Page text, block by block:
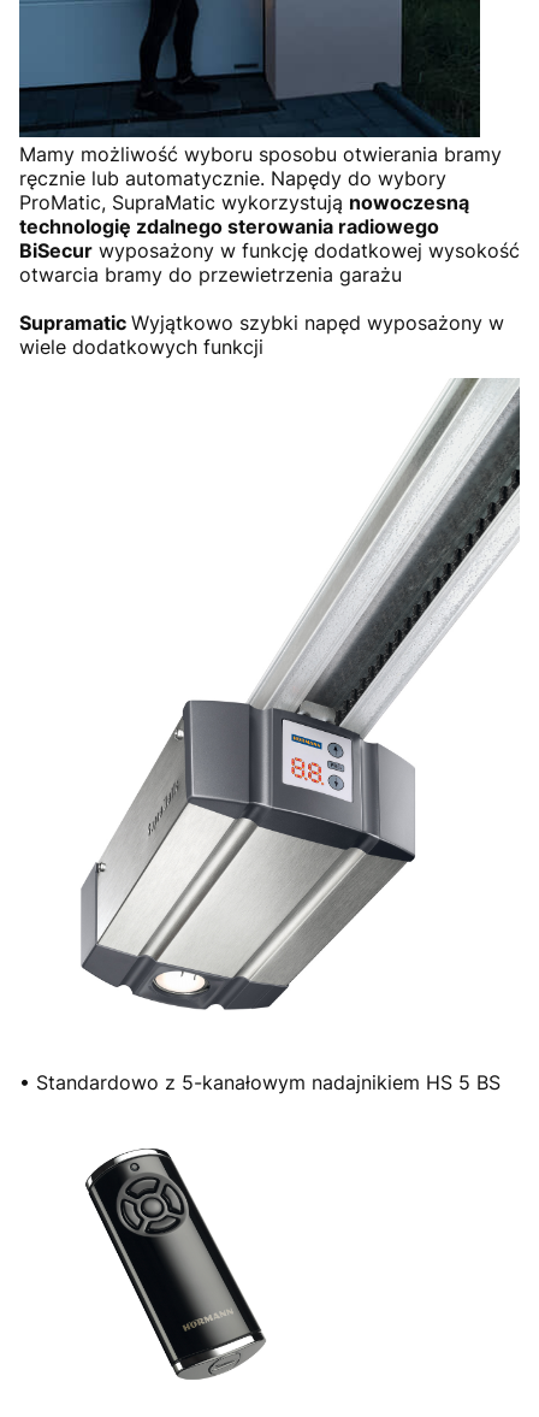
Mamy możliwość wyboru sposobu otwierania bramy
ręcznie lub automatycznie. Napędy do wybory
ProMatic, SupraMatic wykorzystują nowoczesną
technologię zdalnego sterowania radiowego
BiSecur wyposażony w funkcję dodatkowej wysokość
otwarcia bramy do przewietrzenia garażu
Supramatic Wyjątkowo szybki napęd wyposażony w
wiele dodatkowych funkcji
• Standardowo z 5-kanałowym nadajnikiem HS 5 BS